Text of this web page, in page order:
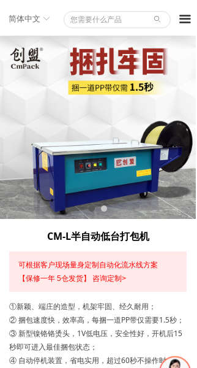
ꄙ 끀
ꀅ
简体中文
可根据客户现场量身定制自动化流水线方案
【保修一年 5仓发货】 咨询定制>
①新颖、端庄的造型，机架牢固、经久耐用；
② 捆包速度快，效率高，每捆一道PP带仅需要1.5秒；
③ 新型镍铬铬烫头，1V低电压，安全性好，开机后15
秒即可进入最佳捆包状态；
④ 自动停机装置，省电实用，超过60秒不操作时，马
CM-L半自动低台打包机